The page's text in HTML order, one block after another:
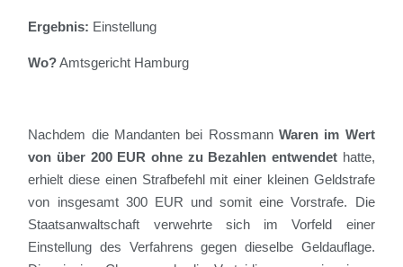
Ergebnis: Einstellung
Wo?Amtsgericht Hamburg
Nachdem die Mandanten bei Rossmann Waren im Wert
von über 200 EUR ohne zu Bezahlen entwendethatte,
erhielt diese einen Strafbefehl mit einer kleinen Geldstrafe
von insgesamt 300 EUR und somit eine Vorstrafe. Die
Staatsanwaltschaft verwehrte sich im Vorfeld einer
Einstellung des Verfahrens gegen dieselbe Geldauflage.